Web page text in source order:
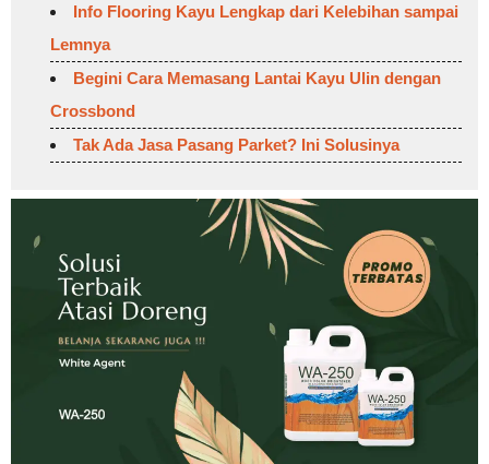
Info Flooring Kayu Lengkap dari Kelebihan sampai
Lemnya
Begini Cara Memasang Lantai Kayu Ulin dengan
Crossbond
Tak Ada Jasa Pasang Parket? Ini Solusinya